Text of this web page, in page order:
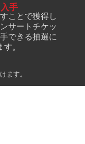
手
ことで獲得し
サートチケッ
できる抽選に
。
ます。